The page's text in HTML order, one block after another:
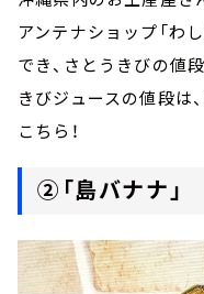
アンテナショップ「わ
でき、さとうきびの値
きびジュースの値段は
こちら！
②「島バナナ」